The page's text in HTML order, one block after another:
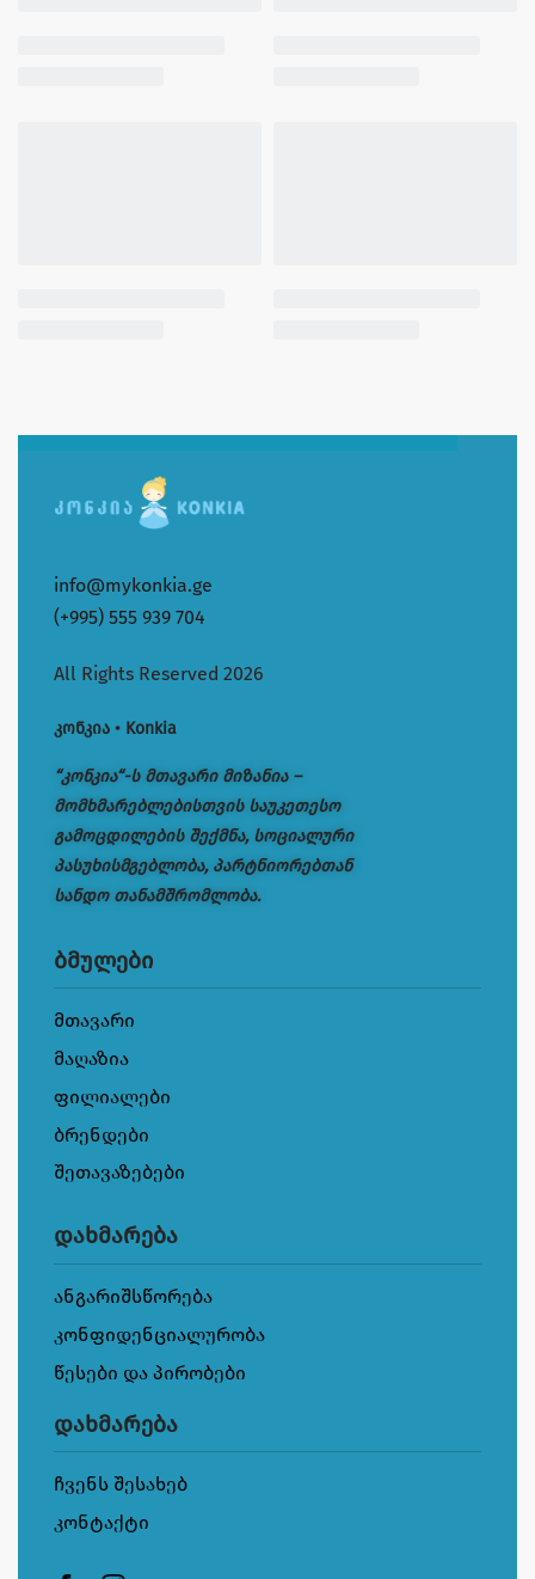
info@mykonkia.ge
(+995) 555 939 704
All Rights Reserved 2026
კონკია • Konkia
“კონკია“-ს მთავარი მიზანია –
მომხმარებლებისთვის საუკეთესო
გამოცდილების შექმნა, სოციალური
პასუხისმგებლობა, პარტნიორებთან
სანდო თანამშრომლობა.
ბმულები
მთავარი
მაღაზია
ფილიალები
ბრენდები
შეთავაზებები
დახმარება
ანგარიშსწორება
კონფიდენციალურობა
წესები და პირობები
დახმარება
ჩვენს შესახებ
კონტაქტი